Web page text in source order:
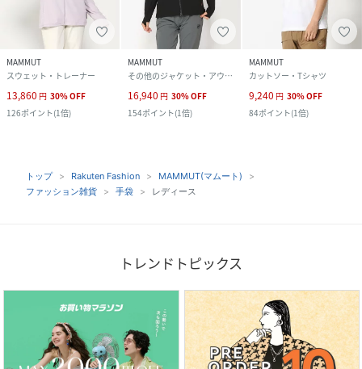
MAMMUT
スウェット・トレーナー
13,860 円 30%OFF
126ポイント(1倍)
MAMMUT
その他のジャケット・アウター
16,940 円 30%OFF
154ポイント(1倍)
MAMMUT
カットソー・Tシャツ
9,240 円 30%OFF
84ポイント(1倍)
トップ Rakuten Fashion
MAMMUT(マムート)
ファッション雑貨
手袋 レディース
トレンドトピックス